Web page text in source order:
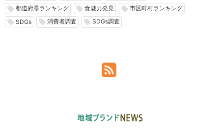
local_offer 都道府県ランキング local_offer 食魅力発見 local_offer 市区町村ランキング
local_offer SDGs local_offer 消費者調査 local_offer SDGs調査